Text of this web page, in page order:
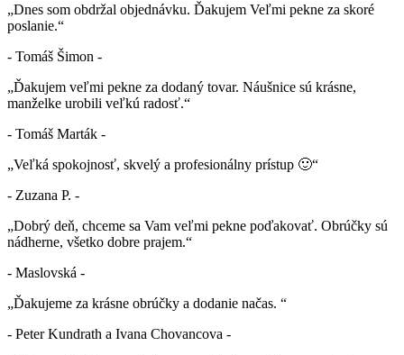
„Dnes som obdržal objednávku. Ďakujem Veľmi pekne za skoré
poslanie.“
- Tomáš Šimon -
„Ďakujem veľmi pekne za dodaný tovar. Náušnice sú krásne,
manželke urobili veľkú radosť.“
- Tomáš Marták -
„Veľká spokojnosť, skvelý a profesionálny prístup 🙂“
- Zuzana P. -
„Dobrý deň, chceme sa Vam veľmi pekne poďakovať. Obrúčky sú
nádherne, všetko dobre prajem.“
- Maslovská -
„Ďakujeme za krásne obrúčky a dodanie načas. “
- Peter Kundrath a Ivana Chovancova -